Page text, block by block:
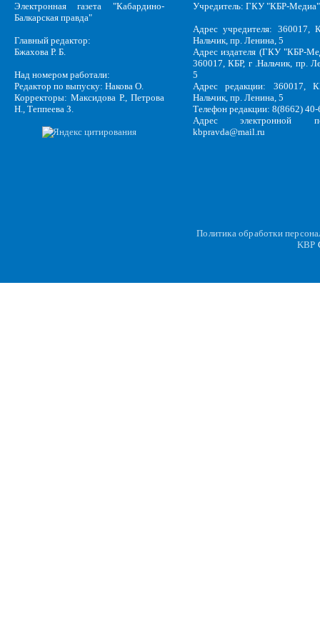
Электронная газета "Кабардино-
Балкарская правда"
Главный редактор:
Бжахова Р. Б.
Над номером работали:
Редактор по выпуску: Накова О.
Корректоры: Максидова Р., Петрова
Н., Теппеева З.
Учредитель: ГКУ "КБР-Медиа"
Адрес учредителя: 360017,
Нальчик, пр. Ленина, 5
Адрес издателя (ГКУ "КБР-
360017, КБР, г .Нальчик, пр.
5
Адрес редакции: 360017,
Нальчик, пр. Ленина, 5
Телефон редакции: 8(8662)
Адрес электронной
kbpravda@mail.ru
Политика обработки
KBP